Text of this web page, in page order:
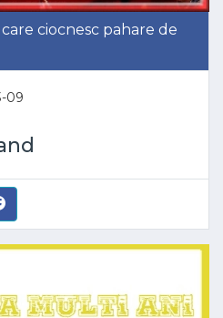
ciocnesc pahare de
09